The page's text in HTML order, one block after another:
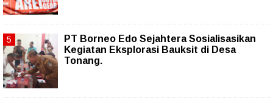
PT Borneo Edo Sejahtera Sosialisasikan
Kegiatan Eksplorasi Bauksit di Desa
Tonang.